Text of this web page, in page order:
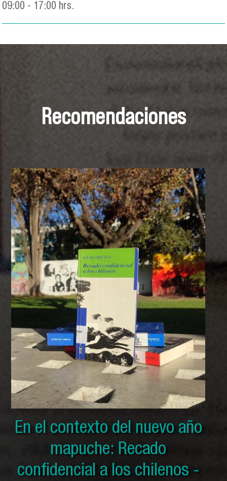
09:00 - 17:00 hrs.
Recomendaciones
En el contexto del nuevo año
mapuche: Recado
confidencial a los chilenos -
En el contexto del nuevo año
mapuche: Solo por ser indios
y otras crónicas mapuches -
En el contexto del nuevo año
mapuche: Historia secreta
mapuche - Pedro Cayuqueo